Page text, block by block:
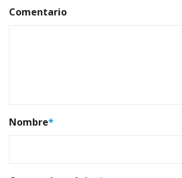
Comentario
Nombre*